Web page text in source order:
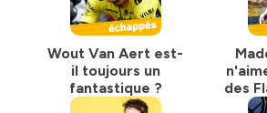
Wout Van Aert est-
il toujours un
fantastique ?
des